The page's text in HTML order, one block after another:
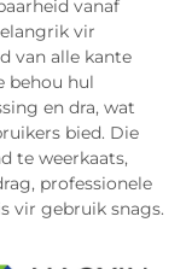
vanaf
vir
van alle kante
behou hul
en dra, wat
bied. Die
te weerkaats,
professionele
vir gebruik snags.